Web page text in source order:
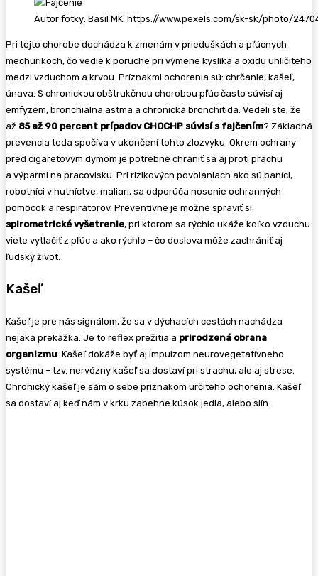
Autor fotky: Basil MK: https://www.pexels.com/sk-sk/photo/
Pri tejto chorobe dochádza k zmenám v prieduškách a pľúcnych
mechúrikoch, čo vedie k poruche pri výmene kyslíka a oxidu uhličitého
medzi vzduchom a krvou. Príznakmi ochorenia sú: chrčanie, kašeľ,
únava. S chronickou obštrukčnou chorobou pľúc často súvisí aj
emfyzém, bronchiálna astma a chronická bronchitída. Vedeli ste, že
až 85 až 90 percent prípadov CHOCHP súvisí s fajčením? Základná
prevencia teda spočíva v ukončení tohto zlozvyku. Okrem ochrany
pred cigaretovým dymom je potrebné chrániť sa aj proti prachu
a výparmi na pracovisku. Pri rizikových povolaniach ako sú baníci,
robotníci v hutníctve, maliari, sa odporúča nosenie ochranných
pomôcok a respirátorov. Preventívne je možné spraviť si
spirometrické vyšetrenie, pri ktorom sa rýchlo ukáže koľko vzduchu
viete vytlačiť z pľúc a ako rýchlo – čo doslova môže zachrániť aj
ľudský život.
Kašeľ
Kašeľ je pre nás signálom, že sa v dýchacích cestách nachádza
nejaká prekážka. Je to reflex prežitia a prirodzená obrana
organizmu . Kašeľ dokáže byť aj impulzom neurovegetatívneho
systému – tzv. nervózny kašeľ sa dostaví pri strachu, ale aj strese.
Chronický kašeľ je sám o sebe príznakom určitého ochorenia. Kašeľ
sa dostaví aj keď nám v krku zabehne kúsok jedla, alebo slín.